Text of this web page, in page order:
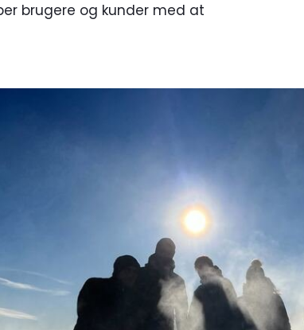
brugere og kunder med at